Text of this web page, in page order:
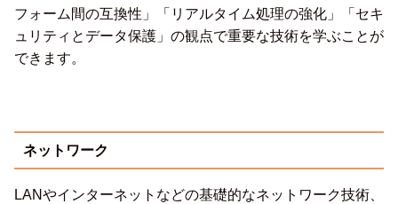
フォーム間の互換性」「リアルタイム処理の強化」「セキ
ュリティとデータ保護」の観点で重要な技術を学ぶことが
できます。
ネットワーク
LANやインターネットなどの基礎的なネットワーク技術、